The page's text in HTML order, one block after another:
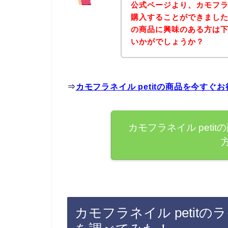
公式ページより、カモフ
購入することができまし
の商品に興味のある方は
いかがでしょうか？
⇒ カモフラネイル petitの商品を今すぐ
カモフラネイル petit
カモフラネイル petitの